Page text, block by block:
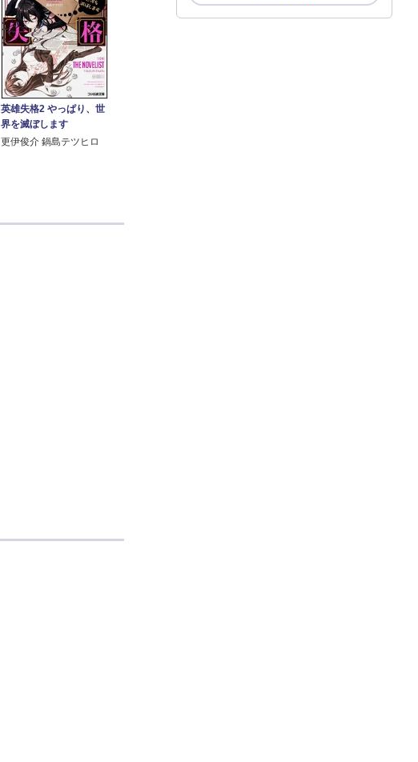
英雄失格2 やっぱり、世
界を滅ぼします
更伊俊介 鍋島テツヒロ